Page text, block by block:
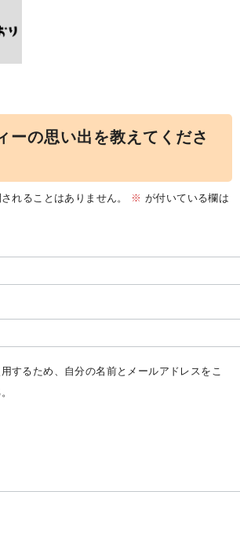
ーの思い出を教えてくださ
れることはありません。 ※ が付いている欄は
するため、自分の名前とメールアドレスをこ